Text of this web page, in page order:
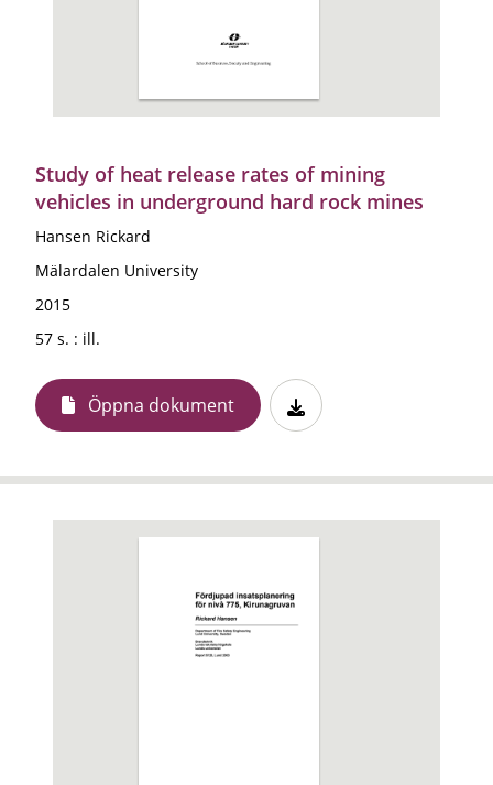
Study of heat release rates of mining
vehicles in underground hard rock mines
Hansen Rickard
Mälardalen University
2015
57 s. : ill.
Öppna dokument